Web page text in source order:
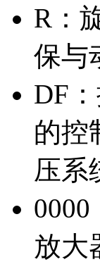
R：
保与
DF
的控
压系
放大